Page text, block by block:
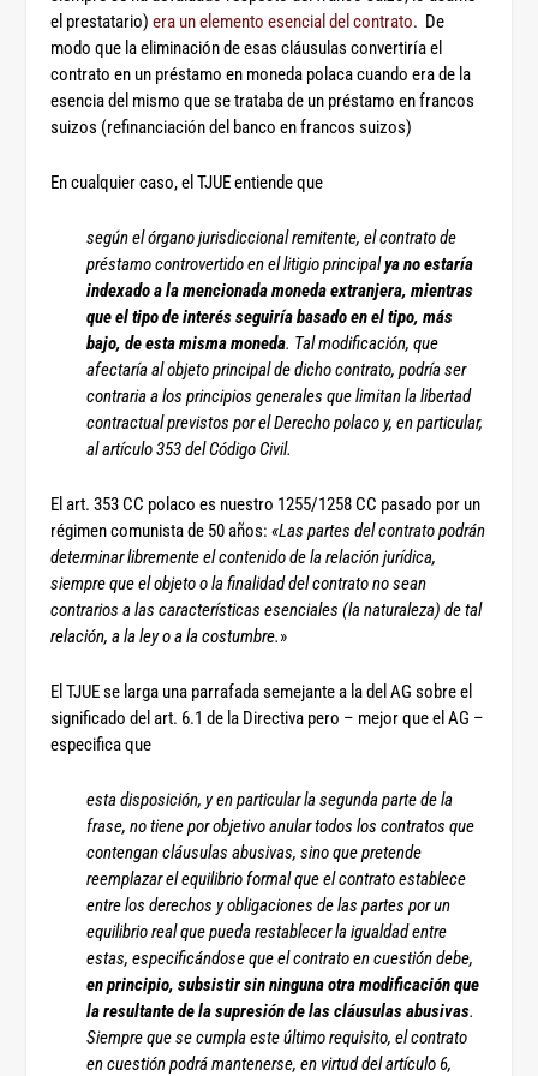
el prestatario) era un elemento esencial del contrato. De
modo que la eliminación de esas cláusulas convertiría el
contrato en un préstamo en moneda polaca cuando era de la
esencia del mismo que se trataba de un préstamo en francos
suizos (refinanciación del banco en francos suizos)
En cualquier caso, el TJUE entiende que
según el órgano jurisdiccional remitente, el contrato de
préstamo controvertido en el litigio principalya no estaría
indexado a la mencionada moneda extranjera, mientras
que el tipo de interés seguiría basado en el tipo, más
bajo, de esta misma moneda. Tal modificación, que
afectaría al objeto principal de dicho contrato, podría ser
contraria a los principios generales que limitan la libertad
contractual previstos por el Derecho polaco y, en particular,
al artículo 353 del Código Civil.
El art. 353 CC polaco es nuestro 1255/1258 CC pasado por un
régimen comunista de 50 años:«Las partes del contrato podrán
determinar libremente el contenido de la relación jurídica,
siempre que el objeto o la finalidad del contrato no sean
contrarios a las características esenciales (la naturaleza) de tal
relación, a la ley o a la costumbre.»
El TJUE se larga una parrafada semejante a la del AG sobre el
significado del art. 6.1 de la Directiva pero – mejor que el AG –
especifica que
esta disposición, y en particular la segunda parte de la
frase, no tiene por objetivo anular todos los contratos que
contengan cláusulas abusivas, sino que pretende
reemplazar el equilibrio formal que el contrato establece
entre los derechos y obligaciones de las partes por un
equilibrio real que pueda restablecer la igualdad entre
en principio, subsistir sin ninguna otra modificación que
la resultante de la supresión de las cláusulas abusivas.
Siempre que se cumpla este último requisito, el contrato
en cuestión podrá mantenerse, en virtud del artículo 6,